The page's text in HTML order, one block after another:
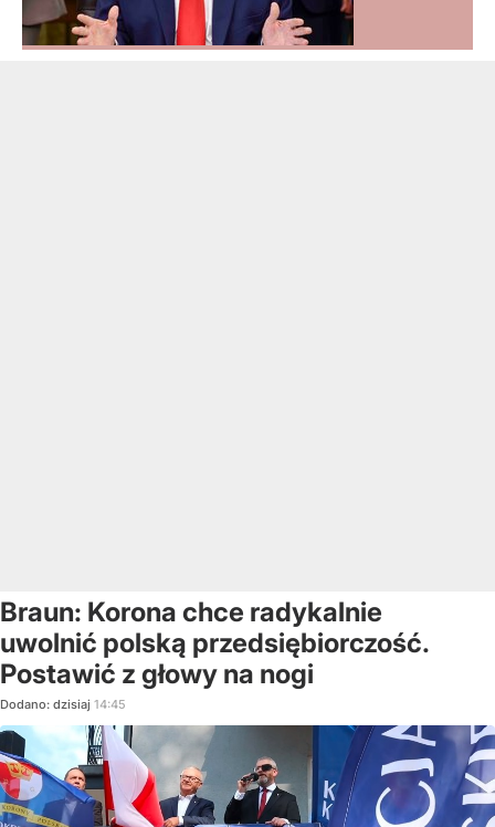
Braun: Korona chce radykalnie
uwolnić polską przedsiębiorczość.
Postawić z głowy na nogi
Dodano: dzisiaj 14:45